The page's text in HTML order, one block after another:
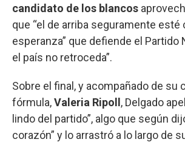
candidato de los blancos
que “el de arriba seguramente esté
esperanza” que defiende el Partido
el país no retroceda”.
Sobre el final, y acompañado de su
fórmula,Valeria Ripoll , Delgado
lindo del partido”, algo que según
corazón” y lo arrastró a lo largo de